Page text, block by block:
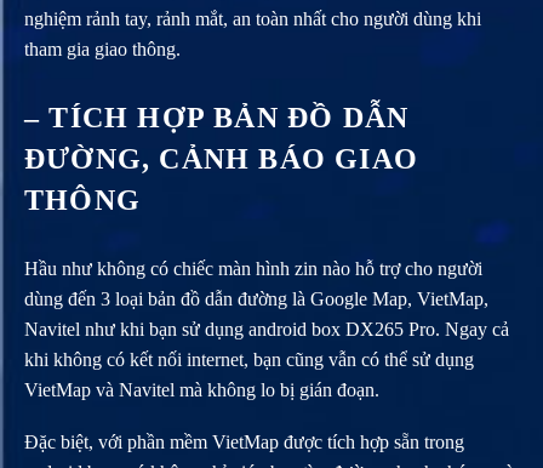
nghiệm rảnh tay, rảnh mắt, an toàn nhất cho người dùng khi
tham gia giao thông.
– TÍCH HỢP BẢN ĐỒ DẪN
ĐƯỜNG, CẢNH BÁO GIAO
THÔNG
Hầu như không có chiếc màn hình zin nào hỗ trợ cho người
dùng đến 3 loại bản đồ dẫn đường là Google Map, VietMap,
Navitel như khi bạn sử dụng android box DX265 Pro. Ngay cả
khi không có kết nối internet, bạn cũng vẫn có thể sử dụng
VietMap và Navitel mà không lo bị gián đoạn.
Đặc biệt, với phần mềm VietMap được tích hợp sẵn trong